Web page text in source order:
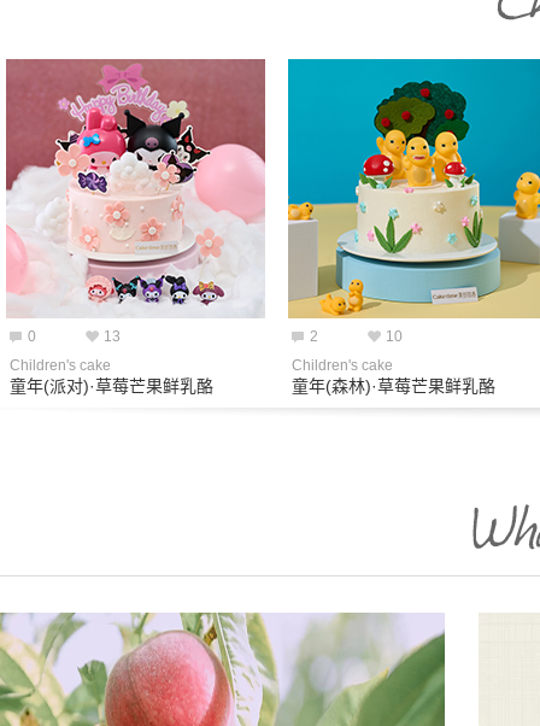
0
13
Children's cake
童年(派对)·草莓芒果鲜乳酪
2
10
Children's cake
童年(森林)·草莓芒果鲜乳酪